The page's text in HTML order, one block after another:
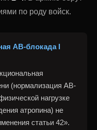
по роду войск.
АВ-блокада I
(нормализация АВ-
нагрузке
атропина) не
статьи 42».